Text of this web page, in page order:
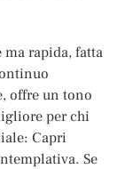
rapida, fatta
offre un tono
per chi
Capri
Se